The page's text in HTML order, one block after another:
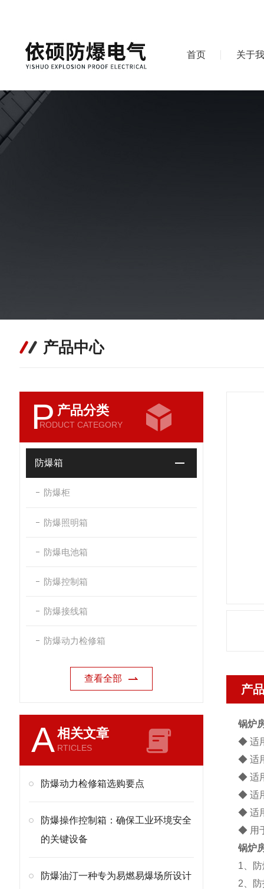
首页 关于
产品中心
P 产品分类
RODUCT CATEGORY
防爆箱
防爆柜
防爆照明箱
防爆电池箱
防爆控制箱
防爆接线箱
防爆动力检修箱
查看全部
A相关文章
RTICLES
防爆动力检修箱选购要点
防爆操作控制箱：确保工业环境安全
的关键设备
防爆油汀一种专为易燃易爆场所设计
产
锅炉
◆ 适
◆ 适
◆ 适
◆ 适
◆ 适
◆ 用
锅炉
1、
2、